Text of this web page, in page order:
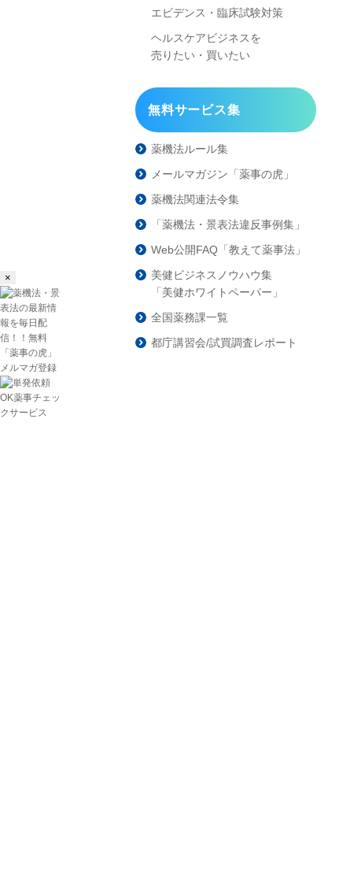
×
エビデンス・臨床試験対策
ヘルスケアビジネスを
売りたい・買いたい
無料サービス集
薬機法ルール集
メールマガジン「薬事の虎」
薬機法関連法令集
「薬機法・景表法違反事例集」
Web公開FAQ「教えて薬事法」
美健ビジネスノウハウ集
「美健ホワイトペーパー」
全国薬務課一覧
都庁講習会/試買調査レポート